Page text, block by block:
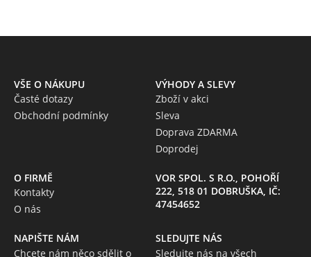
VŠE O NÁKUPU
Časté dotazy
Obchodní podmínky
VÝHODY A SLEVY
Zboží v akci
Sleva
Doprava ZDARMA
Doprodej
O FIRMĚ
Kontakty
O nás
VOR SPOL. S R.O., POHOŘÍ
222, 518 01 DOBRUŠKA, IČ:
47454652
NAPIŠTE NÁM
Chcete nám něco sdělit o
SLEDUJTE NÁS
Sledujte nás na všech